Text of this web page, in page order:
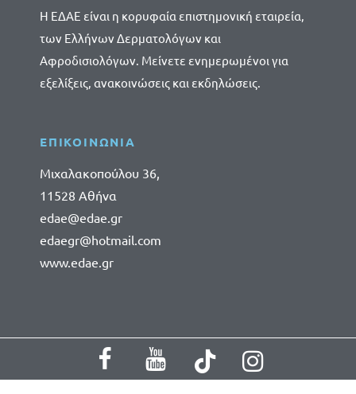
Η ΕΔΑΕ είναι η κορυφαία επιστημονική εταιρεία,
των Ελλήνων Δερματολόγων και
Αφροδισιολόγων. Μείνετε ενημερωμένοι για
εξελίξεις, ανακοινώσεις και εκδηλώσεις.
ΕΠΙΚΟΙΝΩΝΙΑ
Μιχαλακοπούλου 36,
11528 Αθήνα
edae@edae.gr
edaegr@hotmail.com
www.edae.gr